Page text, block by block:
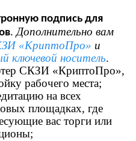
подпись для
.Дополнительно вам
«КриптоПро» и
ключевой носитель.
СКЗИ «КриптоПро»,
рабочего места;
на всех
площадках, где
вас торги или